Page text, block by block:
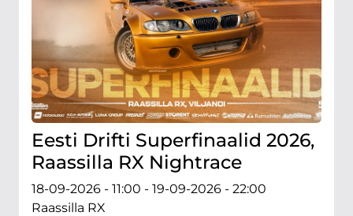
Eesti Drifti Superfinaalid 2026,
Raassilla RX Nightrace
18-09-2026 - 11:00 - 19-09-2026 - 22:00
Raassilla RX